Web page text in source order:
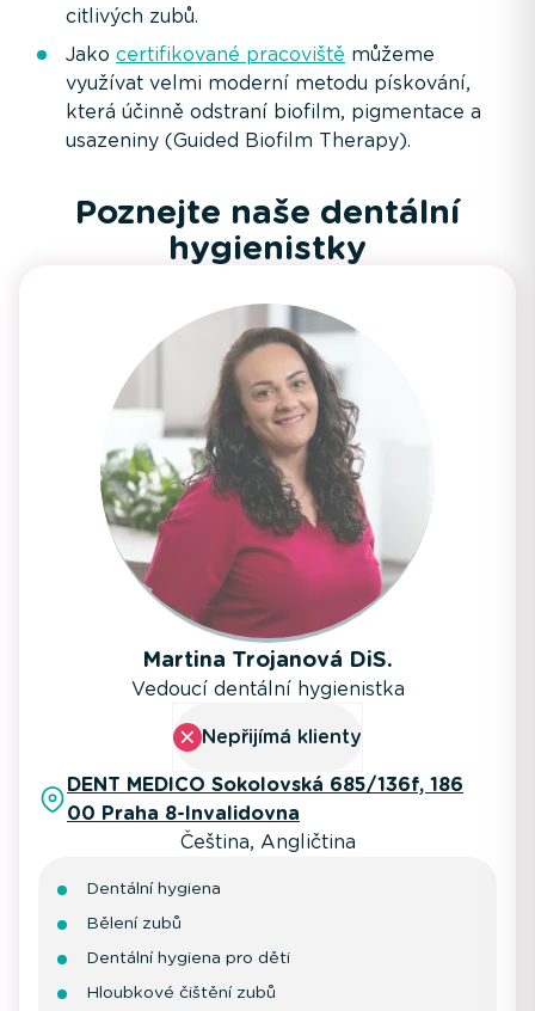
citlivých zubů.
Jako certifikované pracoviště můžeme
využívat velmi moderní metodu pískování,
která účinně odstraní biofilm, pigmentace a
usazeniny (Guided Biofilm Therapy).
Poznejte naše dentální
hygienistky
Martina Trojanová DiS.
Vedoucí dentální hygienistka
Nepřijímá klienty
DENT MEDICO Sokolovská 685/136f, 186
00 Praha 8-Invalidovna
Čeština, Angličtina
Dentální hygiena
Bělení zubů
Dentální hygiena pro děti
Hloubkové čištění zubů